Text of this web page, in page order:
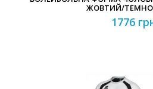
ЖОВТИЙ/
1776